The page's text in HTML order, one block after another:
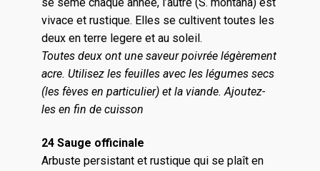
vivace et rustique. Elles se cultivent toutes les
deux en terre legere et au soleil.
Toutes deux ont une saveur poivrée légèrement
acre. Utilisez les feuilles avec les légumes secs
(les fèves en particulier) et la viande. Ajoutez-
les en fin de cuisson
24 Sauge officinale
Arbuste persistant et rustique qui se plaît en